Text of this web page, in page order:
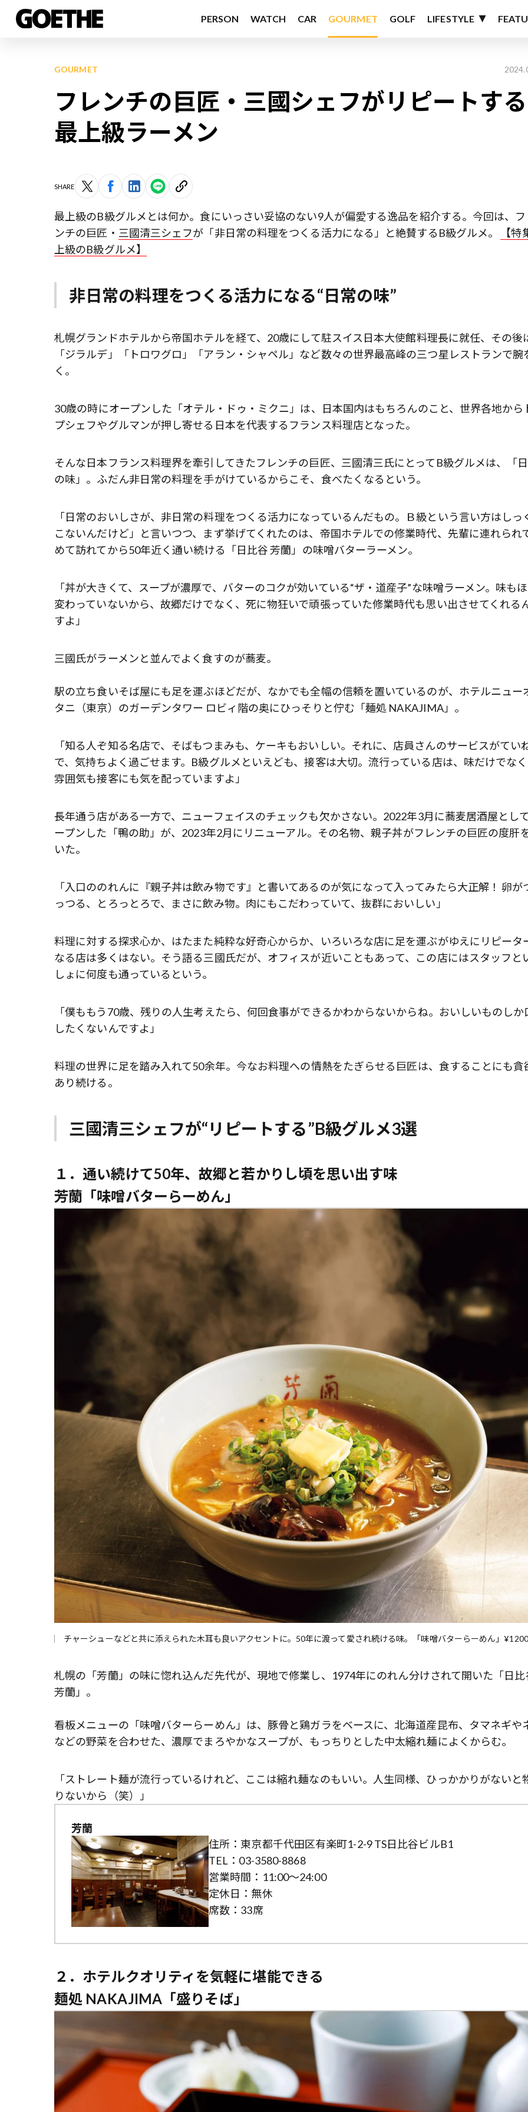
PERSON WATCH CAR GOURMET GOLF LIFESTYLE
GOURMET
フレンチの巨匠・三國シェフがリピートする
最上級ラーメン
SHARE
最上級のB級グルメとは何か。食にいっさい妥協のない9人が偏愛する逸品を紹介する。今回は、
ンチの巨匠・ 三國清三シェフが「非日常の料理をつくる活力になる」と絶賛するB級グルメ。
【特
上級のB級グルメ】
非日常の料理をつくる活力になる“日常の味”
札幌グランドホテルから帝国ホテルを経て、20歳にして駐スイス日本大使館料理長に就任、その後
「ジラルデ」「トロワグロ」「アラン・シャペル」など数々の世界最高峰の三つ星レストランで腕
く​。
30歳の時にオープンした「オテル・ドゥ・ミクニ」​は、日本国内はもちろんのこと、世界各地から
プシェフやグルマンが押し寄せる日本を代表するフランス料理店となった。
そんな日本フランス料理界を牽引してきたフレンチの巨匠、三國清三氏にとってB級グルメは、「
の味」。ふだん非日常の料理を手がけているからこそ、食べたくなるという。
「日常のおいしさが、非日常の料理をつくる活力になっているんだもの。Ｂ級という言い方はしっ
こないんだけど」と言いつつ、まず挙げてくれたのは、帝国ホテルでの修業時代、先輩に連れられ
めて訪れてから50年近く通い続ける「日比谷 芳蘭」の味噌バターラーメン。
「丼が大きくて、スープが濃厚で、バターのコクが効いている“ザ・道産子”な味噌ラーメン。味も
変わっていないから、故郷だけでなく、死に物狂いで頑張っていた修業時代も思い出させてくれる
すよ」
三國氏がラーメンと並んでよく食すのが蕎麦。
駅の立ち食いそば屋にも足を運ぶほどだが、なかでも全幅の信頼を置いているのが、ホテルニュー
タニ（東京）のガーデンタワー ロビィ階の奥にひっそりと佇む「麺処 NAKAJIMA」。
「知る人ぞ知る名店で、そばもつまみも、ケーキもおいしい。それに、店員さんのサービスがてい
で、気持ちよく過ごせます。B級グルメといえども、接客は大切。流行っている店は、味だけでな
雰囲気も接客にも気を配っていますよ」
長年通う店がある一方で、ニューフェイスのチェックも欠かさない。2022年3月に蕎麦居酒屋とし
ープンした「鴨の助」が、2023年2月にリニューアル。その名物、親子丼がフレンチの巨匠の度肝
いた。
「入口ののれんに『親子丼は飲み物です』と書いてあるのが気になって入ってみたら大正解！ 卵が
っつる、とろっとろで、まさに飲み物。肉にもこだわっていて、抜群においしい」
料理に対する探求心か、はたまた純粋な好奇心からか、いろいろな店に足を運ぶがゆえにリピータ
なる店は多くはない。そう語る三國氏だが、オフィスが近いこともあって、この店にはスタッフと
しょに何度も通っているという。
「僕ももう70歳、残りの人生考えたら、何回食事ができるかわからないからね。おいしいものしか
したくないんですよ」
料理の世界に足を踏み入れて50余年。今なお料理への情熱をたぎらせる巨匠は、食することにも貪
あり続ける。
三國清三シェフが“リピートする”B級グルメ3選
１． 通い続けて50年、故郷と若かりし頃を思い出す味
芳蘭「味噌バターらーめん」
チャーシューなどと共に添えられた木耳も良いアクセントに。50年に渡って愛され続ける味。「味噌バターらーめん」¥1200
札幌の「芳蘭」の味に惚れ込んだ先代が、現地で修業し、1974年にのれん分けされて開いた「日比
芳蘭」。
看板メニューの「味噌バターらーめん」は、豚骨と鶏ガラをベースに、北海道産昆布、タマネギや
などの野菜を合わせた、濃厚でまろやかなスープが、もっちりとした中太縮れ麺によくからむ。
「ストレート麺が流行っているけれど、ここは縮れ麺なのもいい。人生同様、ひっかかりがないと
りないから（笑）」
芳蘭
住所：東京都千代田区有楽町1-2-9 TS日比谷ビルB1
TEL：03-3580-8868
営業時間：11:00～24:00
定休日：無休
席数：33席
２．ホテルクオリティを気軽に堪能できる
麺処 NAKAJIMA「盛りそば」
歌舞伎俳優・尾上右近が休息を過